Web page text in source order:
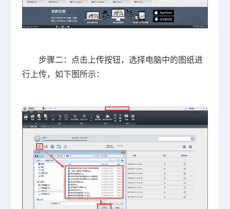
步骤二：点击上传按钮，选择电脑中的图纸进
行上传，如下图所示：